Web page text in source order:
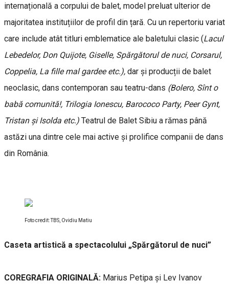
internațională a corpului de balet, model preluat ulterior de
majoritatea instituțiilor de profil din țară. Cu un repertoriu variat
care include atât titluri emblematice ale baletului clasic (Lacul
Lebedelor, Don Quijote, Giselle, Spărgătorul de nuci, Corsarul,
Coppelia, La fille mal gardee etc.), dar și producții de balet
neoclasic, dans contemporan sau teatru-dans (Bolero, Sînt o
babă comunită!, Trilogia Ionescu, Barococo Party, Peer Gynt,
Tristan și Isolda etc.) Teatrul de Balet Sibiu a rămas până
astăzi una dintre cele mai active și prolifice companii de dans
din România.
Foto credit: TBS, Ovidiu Matiu
Caseta artistică a spectacolului „Spărgătorul de nuci”
COREGRAFIA ORIGINALĂ: Marius Petipa și Lev Ivanov